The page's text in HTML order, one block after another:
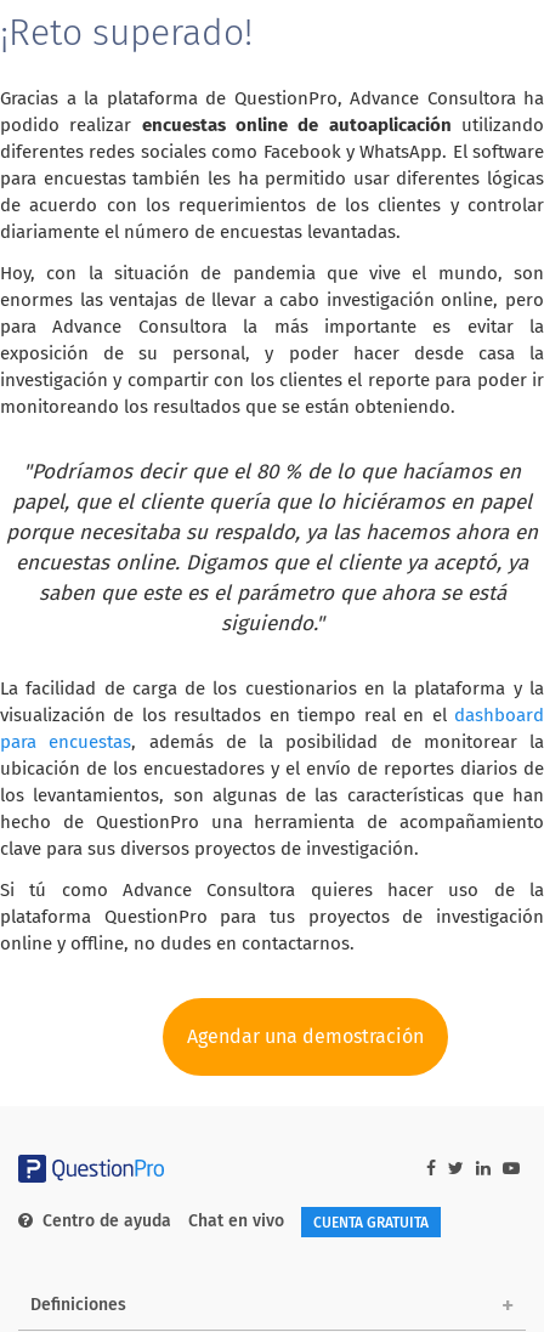
¡Reto superado!
Gracias a la plataforma de QuestionPro, Advance Consultora ha
podido realizar encuestas online de autoaplicación utilizando
diferentes redes sociales como Facebook y WhatsApp. El software
para encuestas también les ha permitido usar diferentes lógicas
de acuerdo con los requerimientos de los clientes y controlar
diariamente el número de encuestas levantadas.
Hoy, con la situación de pandemia que vive el mundo, son
enormes las ventajas de llevar a cabo investigación online, pero
para Advance Consultora la más importante es evitar la
exposición de su personal, y poder hacer desde casa la
investigación y compartir con los clientes el reporte para poder ir
monitoreando los resultados que se están obteniendo.
"Podríamos decir que el 80 % de lo que hacíamos en
papel, que el cliente quería que lo hiciéramos en papel
porque necesitaba su respaldo, ya las hacemos ahora en
encuestas online. Digamos que el cliente ya aceptó, ya
saben que este es el parámetro que ahora se está
siguiendo."
La facilidad de carga de los cuestionarios en la plataforma y la
visualización de los resultados en tiempo real en el dashboard
para encuestas, además de la posibilidad de monitorear la
ubicación de los encuestadores y el envío de reportes diarios de
los levantamientos, son algunas de las características que han
hecho de QuestionPro una herramienta de acompañamiento
clave para sus diversos proyectos de investigación.
Si tú como Advance Consultora quieres hacer uso de la
plataforma QuestionPro para tus proyectos de investigación
online y offline, no dudes en contactarnos.
Agendar una demostración
Centro de ayuda Chat en vivo CUENTA GRATUITA
Definiciones